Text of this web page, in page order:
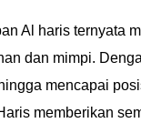
Al haris ternyata
dan mimpi.
mencapai
memberikan